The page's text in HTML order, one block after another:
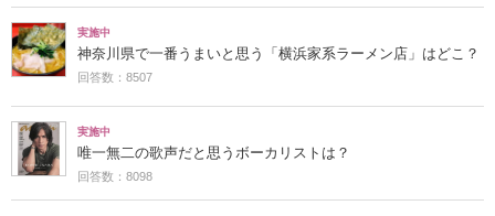
実施中
神奈川県で一番うまいと思う「横浜家系ラーメン店」はどこ？
回答数：8507
実施中
唯一無二の歌声だと思うボーカリストは？
回答数：8098